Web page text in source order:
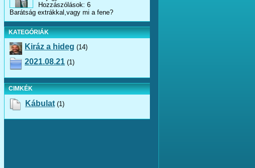
Hozzászólások: 6
Barátság extrákkal,vagy mi a fene?
KATEGÓRIÁK
Kiráz a hideg (14)
2021.08.21 (1)
CIMKÉK
Kábulat (1)